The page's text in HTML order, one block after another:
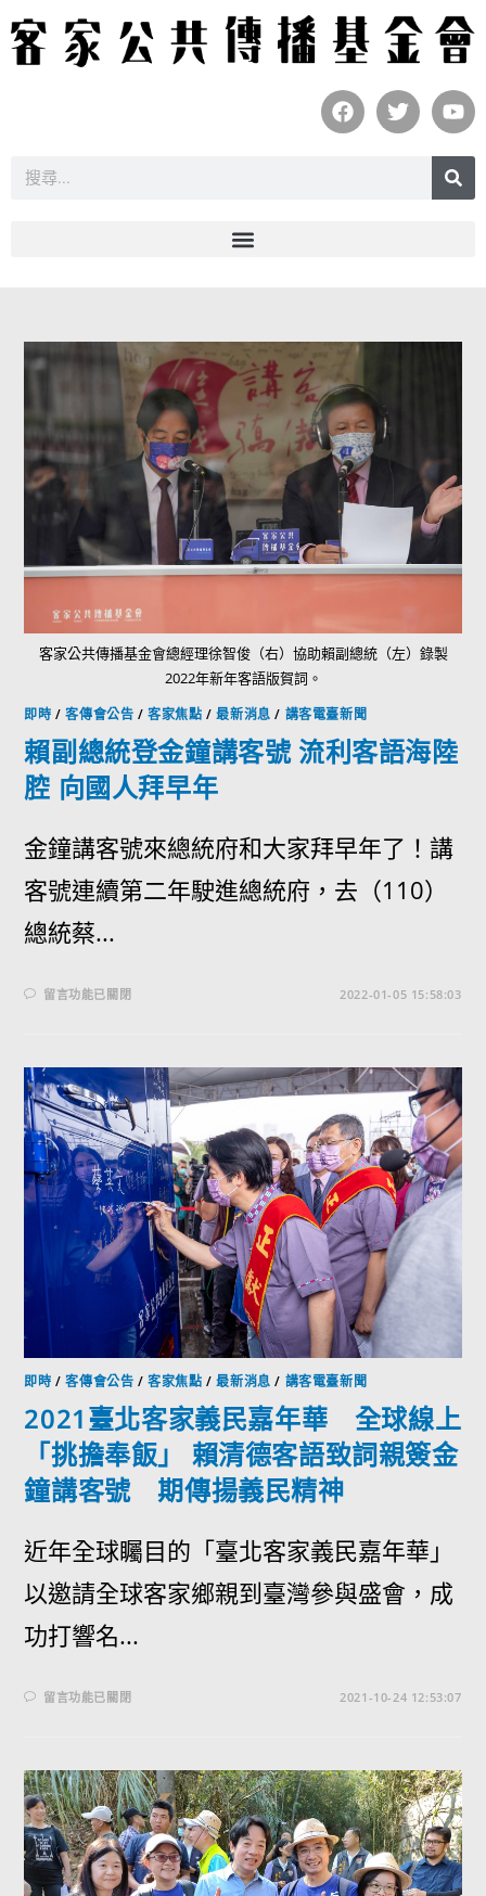
客家公共傳播基金會總經理徐智俊（右）協助賴副總統（左）錄製
2022年新年客語版賀詞。
即時 /客傳會公告 /客家焦點 /最新消息 / 講客電臺新聞
賴副總統登金鐘講客號 流利客語海陸
腔 向國人拜早年
金鐘講客號來總統府和大家拜早年了！講
客號連續第二年駛進總統府，去（110）
總統蔡...
留言功能已關閉 2022-01-05 15:58:03
即時 /客傳會公告 /客家焦點 /最新消息 / 講客電臺新聞
2021臺北客家義民嘉年華 全球線上
「挑擔奉飯」 賴清德客語致詞親簽金
鐘講客號 期傳揚義民精神
近年全球矚目的「臺北客家義民嘉年華」
以邀請全球客家鄉親到臺灣參與盛會，成
功打響名...
留言功能已關閉 2021-10-24 12:53:07